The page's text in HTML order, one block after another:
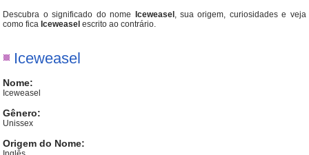
Descubra o significado do nome Iceweasel , sua origem, curiosidades e veja
como fica Iceweasel escrito ao contrário.
Iceweasel
Nome:
Iceweasel
Gênero:
Unissex
Origem do Nome: